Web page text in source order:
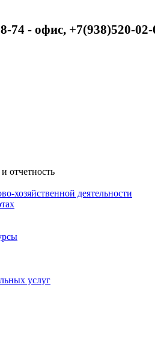
74 - офис, +7(938)520-
отчетность
хозяйственной деятельности
услуг